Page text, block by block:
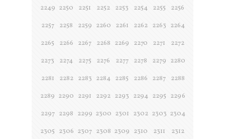
2249 2250 2251 2252 2253 2254 2255
2256
2257
2258 2259 2260 2261 2262 2263 2264
2265
2266 2267 2268 2269 2270 2271
2272
2273
2274 2275 2276 2277 2278 2279 2280
2281
2282 2283 2284 2285 2286 2287
2288
2289 2290 2291 2292 2293 2294 2295 2296
2297 2298 2299 2300 2301 2302 2303 2304
2305 2306 2307 2308 2309 2310 2311
2312